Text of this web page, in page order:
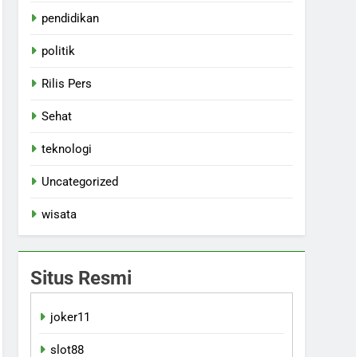
pendidikan
politik
Rilis Pers
Sehat
teknologi
Uncategorized
wisata
Situs Resmi
joker11
slot88